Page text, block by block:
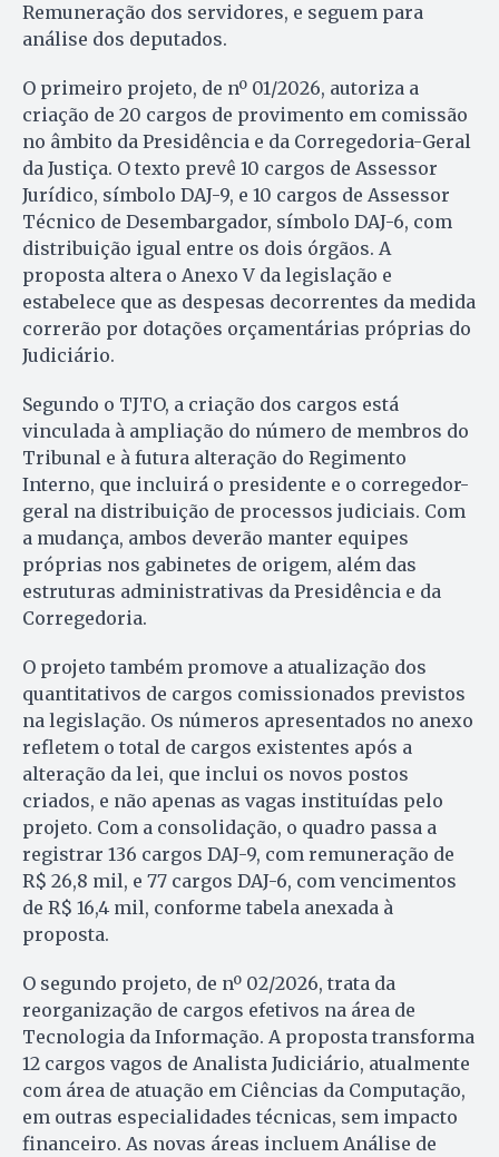
Remuneração dos servidores, e seguem para
análise dos deputados.
O primeiro projeto, de nº 01/2026, autoriza a
criação de 20 cargos de provimento em comissão
no âmbito da Presidência e da Corregedoria-Geral
da Justiça. O texto prevê 10 cargos de Assessor
Jurídico, símbolo DAJ-9, e 10 cargos de Assessor
Técnico de Desembargador, símbolo DAJ-6, com
distribuição igual entre os dois órgãos. A
proposta altera o Anexo V da legislação e
estabelece que as despesas decorrentes da medida
correrão por dotações orçamentárias próprias do
Judiciário.
Segundo o TJTO, a criação dos cargos está
vinculada à ampliação do número de membros do
Tribunal e à futura alteração do Regimento
Interno, que incluirá o presidente e o corregedor-
geral na distribuição de processos judiciais. Com
a mudança, ambos deverão manter equipes
próprias nos gabinetes de origem, além das
estruturas administrativas da Presidência e da
Corregedoria.
O projeto também promove a atualização dos
quantitativos de cargos comissionados previstos
na legislação. Os números apresentados no anexo
refletem o total de cargos existentes após a
alteração da lei, que inclui os novos postos
criados, e não apenas as vagas instituídas pelo
projeto. Com a consolidação, o quadro passa a
registrar 136 cargos DAJ-9, com remuneração de
R$ 26,8 mil, e 77 cargos DAJ-6, com vencimentos
de R$ 16,4 mil, conforme tabela anexada à
proposta.
O segundo projeto, de nº 02/2026, trata da
reorganização de cargos efetivos na área de
Tecnologia da Informação. A proposta transforma
12 cargos vagos de Analista Judiciário, atualmente
com área de atuação em Ciências da Computação,
em outras especialidades técnicas, sem impacto
financeiro. As novas áreas incluem Análise de